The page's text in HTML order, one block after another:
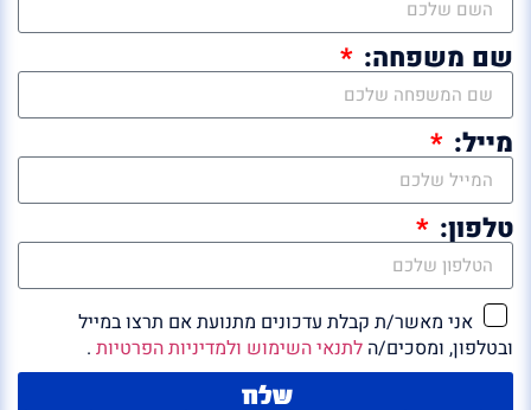
שם משפחה:
מייל:
טלפון:
אני מאשר/ת קבלת עדכונים מתנועת אם תרצו במייל
ובטלפון, ומסכים/ה לתנאי השימוש ולמדיניות הפרטיות .
שלח